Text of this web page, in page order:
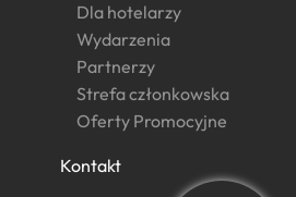
Dla hotelarzy
Wydarzenia
Partnerzy
Strefa członkowska
Oferty Promocyjne
Kontakt